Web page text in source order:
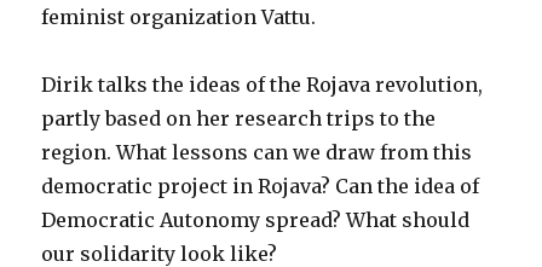
feminist organization Vattu.
Dirik talks the ideas of the Rojava revolution,
partly based on her research trips to the
region. What lessons can we draw from this
democratic project in Rojava? Can the idea of
Democratic Autonomy spread? What should
our solidarity look like?